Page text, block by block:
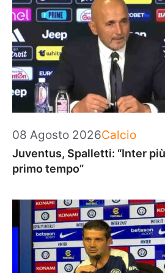
08 Agosto 2026Categorie
Calcio
Juventus, Spalletti: “Inter
primo tempo”